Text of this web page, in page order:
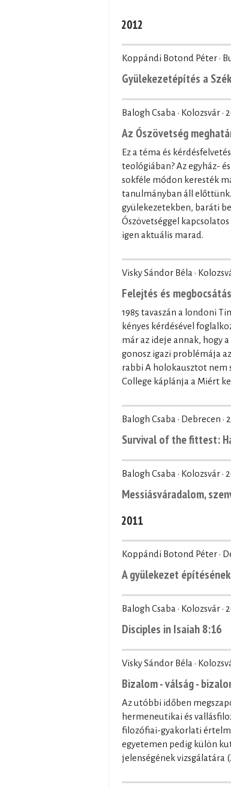
2012
Koppándi Botond Péter ·
Gyülekezetépítés a
Balogh Csaba · Kolozsvár ·
Az Ószövetség
Ez a téma és
teológiában? Az egyház-
sokféle módon keresték
tanulmányban áll
gyülekezetekben, baráti
Ószövetséggel
igen aktuális marad.
Visky Sándor Béla ·
Felejtés és
1985 tavaszán a londoni
kényes kérdésével
már az ideje annak, hogy a
gonosz igazi problémája
rabbi A holokausztot nem
College káplánja a Miért
Balogh Csaba · Debrecen ·
Survival of the fittest:
Balogh Csaba · Kolozsvár ·
Messiásváradalom,
2011
Koppándi Botond Péter ·
A gyülekezet
Balogh Csaba · Kolozsvár ·
Disciples in Isaiah 8:16
Visky Sándor Béla ·
Bizalom - válság -
Az utóbbi időben
hermeneutikai és
filozófiai-gyakorlati
egyetemen pedig külön
jelenségének vizsgálatára